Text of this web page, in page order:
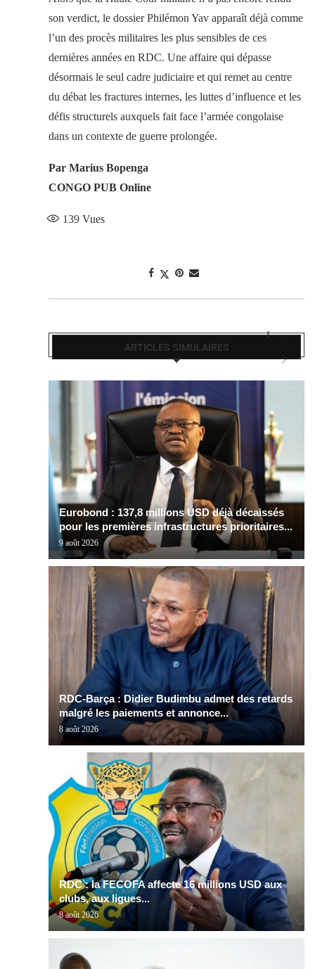
son verdict, le dossier Philémon Yav apparaît déjà comme
l’un des procès militaires les plus sensibles de ces
dernières années en RDC. Une affaire qui dépasse
désormais le seul cadre judiciaire et qui remet au centre
du débat les fractures internes, les luttes d’influence et les
défis structurels auxquels fait face l’armée congolaise
dans un contexte de guerre prolongée.
Par Marius Bopenga
CONGO PUB Online
139 Vues
ARTICLES SIMULAIRES
Eurobond : 137,8 millions USD déjà décaissés
pour les premières infrastructures prioritaires...
9 août 2026
RDC-Barça : Didier Budimbu admet des retards
malgré les paiements et annonce...
8 août 2026
RDC : la FECOFA affecte 16 millions USD aux
clubs, aux ligues...
8 août 2026